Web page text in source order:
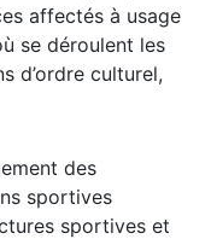
affectés à usage
se déroulent les
d’ordre culturel,
des
sportives
sportives et